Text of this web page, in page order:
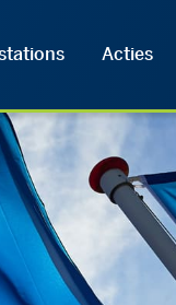
Acties